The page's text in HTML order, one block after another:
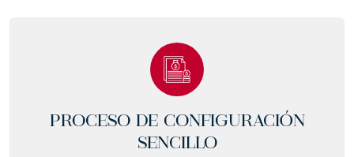
PROCESO DE CONFIGURACIÓN
SENCILLO